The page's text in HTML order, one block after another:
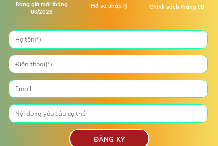
Bảng giá mới tháng
08/2026
Hồ sơ pháp lý Chính sách tháng 08